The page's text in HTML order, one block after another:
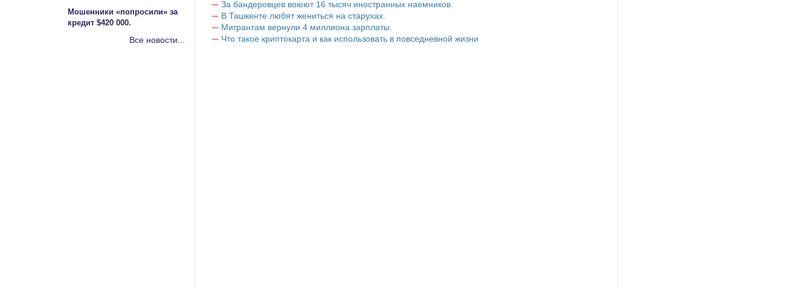
За бандеровцев воюют 16 тысяч иностранных наемников.
В Ташкенте любят жениться на старухах.
Мигрантам вернули 4 миллиона зарплаты.
Что такое криптокарта и как использовать в повседневной жизни
Мошенники «попросили» за
кредит $420 000.
Все новости...